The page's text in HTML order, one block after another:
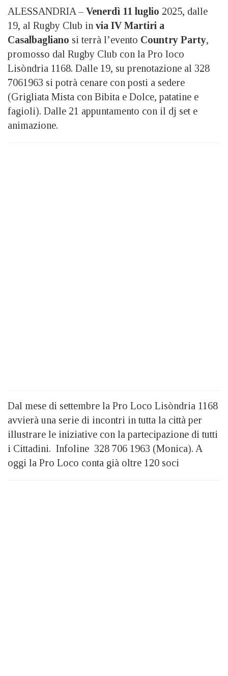
ALESSANDRIA – Venerdì 11 luglio 2025, dalle
19, al Rugby Club in via IV Martiri a
Casalbagliano si terrà l’evento Country Party,
promosso dal Rugby Club con la Pro loco
Lisòndria 1168. Dalle 19, su prenotazione al 328
7061963 si potrà cenare con posti a sedere
(Grigliata Mista con Bibita e Dolce, patatine e
fagioli). Dalle 21 appuntamento con il dj set e
animazione.
Dal mese di settembre la Pro Loco Lisòndria 1168
avvierà una serie di incontri in tutta la città per
illustrare le iniziative con la partecipazione di tutti
i Cittadini. Infoline 328 706 1963 (Monica). A
oggi la Pro Loco conta già oltre 120 soci